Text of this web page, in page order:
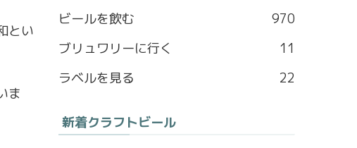
とい
ま
o
o
k
g
r
a
M
ビールを飲む
970
ブリュワリーに行く
11
ラベルを見る
22
新着クラフトビール